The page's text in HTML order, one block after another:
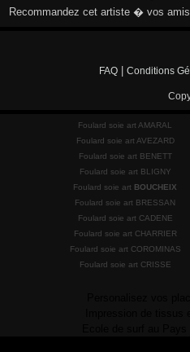
Recommandez cet artiste � vos
FAQ Conditions
Foulard soie art AMARAL
Foulard soie art AVEZARD
Foulard soie art BENETT
Foulard soie art BLIGNY
Foulard soie art BOUCHEIX
Foulard soie art BRESSAN
Foulard soie art CADENE
Foulard soie art CHARRIER
Foulard soie art COROMINAS
Foulard soie art CRISSE